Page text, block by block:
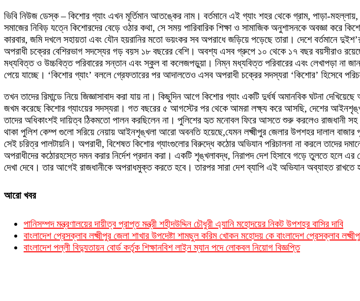
ভিবি নিউজ ডেস্ক – কিশোর গ্যাং এখন মূর্তিমান আতঙ্কের নাম। বর্তমানে এই গ্যাং শহর থেকে গ্রাম, পাড়া-
সমাজের নিবিড় যত্নে কিশোরদের বেড়ে ওঠার কথা, সে সময় পারিবারিক শিক্ষা ও সামাজিক অনুশাসনকে অবজ্ঞা করে
কারবার, জমি দখলে সহায়তা এবং যৌন হয়রানির মতো ভয়ংকর সব অপরাধে জড়িয়ে পড়েছে তারা। দেশে বর্তমানে
অপরাধী চক্রের বেশিরভাগ সদস্যের গড় বয়স ১৮ বছরের বেশি। অবশ্য এসব গ্রুপে ১০ থেকে ১৭ বছর বয়সীরাও
মধ্যবিত্ত ও উচ্চবিত্ত পরিবারের সন্তান এবং স্কুল বা কলেজপড়ুয়া। নিম্ন মধ্যবিত্ত পরিবারের এবং লেখাপড়া না
পেয়ে যাচ্ছে। ‘কিশোর গ্যাং’ বললে গ্রেফতারের পর আদালতেও এসব অপরাধী চক্রের সদস্যরা ‘কিশোর’ হিসেবে
তখন তাদের রিমান্ডে নিয়ে জিজ্ঞাসাবাদ করা যায় না। কিছুদিন আগে কিশোর গ্যাং একটি দুর্ধর্ষ অমানবিক ঘটনা
জখম করেছে কিশোর গ্যাংয়ের সদস্যরা। গত বছরের ৫ আগস্টের পর থেকে আমরা লক্ষ্য করে আসছি, দেশের
তাদের অধিকাংশই দায়িত্ব ঠিকমতো পালন করছিলেন না। পুলিশের হৃত মনোবল ফিরে আসতে শুরু করলেও রাজধানী
থাকা পুলিশ কেম্প গুলো সরিয়ে নেয়ায় আইনশৃঙ্খলা আরো অবনতি হয়েছে,যেমন লক্ষ্মীপুর জেলার উপশহর দালাল বাজার
সেই চরিত্র পালটায়নি। অপরাধী, বিশেষত কিশোর গ্যাংগুলোর বিরুদ্ধে কঠোর অভিযান পরিচালনা না করলে তাদের
অপরাধীদের কঠোরহস্তে দমন করার নির্দেশ প্রদান করা। একটি শৃঙ্খলাবদ্ধ, নিরাপদ দেশ হিসাবে গড়ে তুলতে হলে
দেখা দেবে। তার আগেই রাজধানীকে অপরাধমুক্ত করতে হবে। তারপর সারা দেশ ব্যাপি এই অভিযান অব্যাহত রাখতে
আরো খবর
পানিসম্পদ মন্ত্রণালয়ের দায়ীত্ব প্রাপ্ত মন্ত্রী শহীদউদ্দিন চৌধুরী এ্যানি মহোদয়ের নিকট উপশহর বাসির দাবি
বাংলাদেশ প্রেসক্লাব লক্ষ্মীপুর জেলা শাখার উপদেষ্টা শামছুল করিম খোকন মহোদয় কে বাংলাদেশ প্রেসক্লাব
বাংলাদেশ পল্লী বিদ্যুতায়ন বোর্ড কর্তৃক শিক্ষানবিশ লাইন ম্যান পদে লোকবল নিয়োগ বিজ্ঞপ্তি